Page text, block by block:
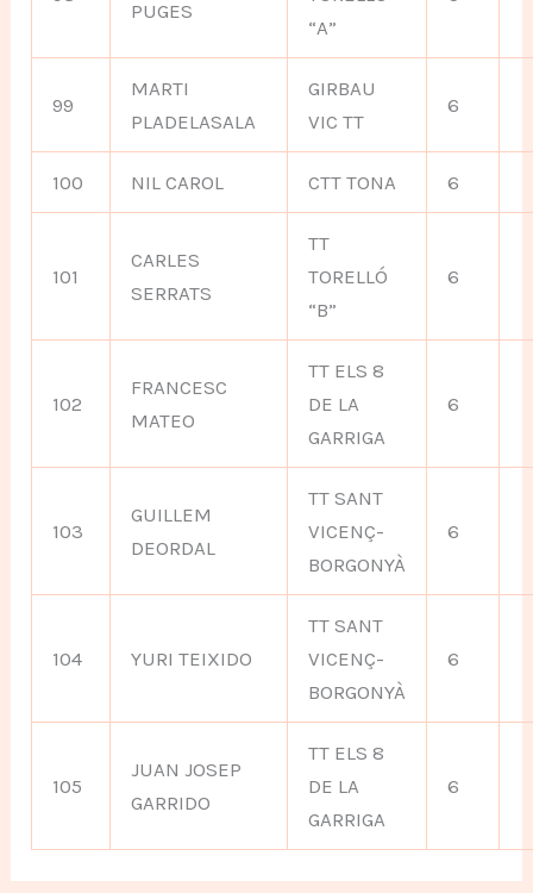
PUGES
“A”
99
MARTI
PLADELASALA
GIRBAU
VIC TT
6
100 NIL CAROL CTT TONA 6
101
CARLES
SERRATS
TT
TORELLÓ
“B”
6
102
FRANCESC
MATEO
TT ELS 8
DE LA
GARRIGA
6
103
GUILLEM
DEORDAL
TT SANT
VICENÇ-
BORGONYÀ
6
104 YURI TEIXIDO
TT SANT
VICENÇ-
BORGONYÀ
6
105
JUAN JOSEP
GARRIDO
TT ELS 8
DE LA
GARRIGA
6